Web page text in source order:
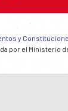
y
por el Ministerio